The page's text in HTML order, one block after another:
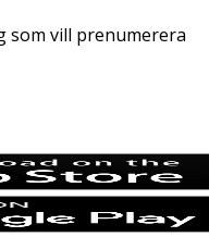
som vill prenumerera